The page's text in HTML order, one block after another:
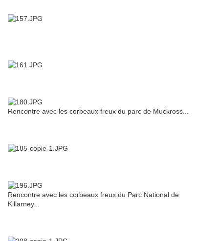
Rencontre avec les corbeaux freux du parc de Muckross...
Rencontre avec les corbeaux freux du Parc National de
Killarney...